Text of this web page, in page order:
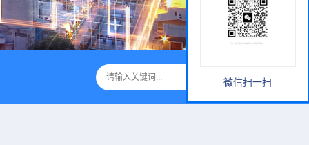
微信扫一扫